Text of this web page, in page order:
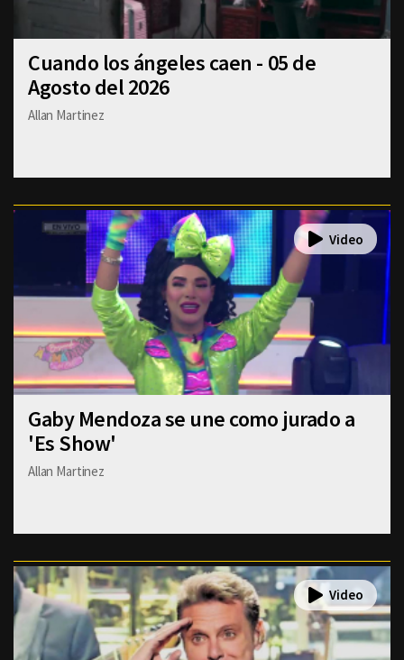
Cuando los ángeles caen - 05 de
Agosto del 2026
Allan Martinez
Gaby Mendoza se une como jurado a
'Es Show'
Allan Martinez